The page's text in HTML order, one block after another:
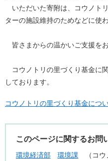
いただいた寄附は、コウノト
ターの施設維持のためなどに使
皆さまからの温かいご支援を
コウノトリの里づくり基金に
しております。
コウノトリの里づくり基金につ
このページに関するお問
環境経済部 環境課
コ